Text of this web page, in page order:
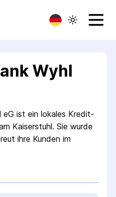
Wyhl
eG ist ein lokales Kredit­
Kaiserstuhl. Sie wurde
ihre Kunden im